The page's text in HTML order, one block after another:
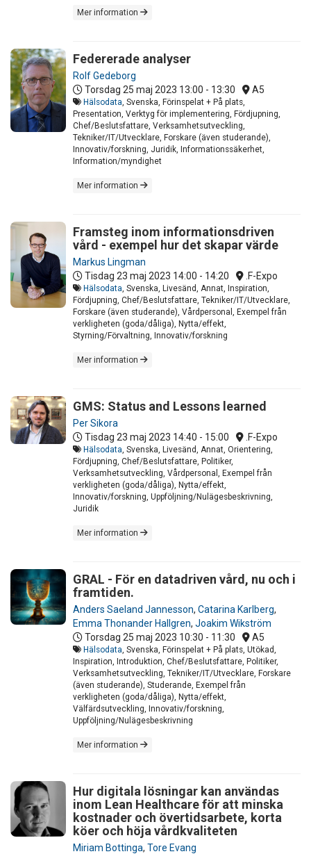
Mer information
Federerade analyser
Rolf Gedeborg
Torsdag 25 maj 2023 13:00 - 13:30 A5
Hälsodata , Svenska, Förinspelat + På plats,
Presentation, Verktyg för implementering, Fördjupning,
Chef/Beslutsfattare, Verksamhetsutveckling,
Tekniker/IT/Utvecklare, Forskare (även studerande),
Innovativ/forskning, Juridik, Informationssäkerhet,
Information/myndighet
Mer information
Framsteg inom informationsdriven
vård - exempel hur det skapar värde
Markus Lingman
Tisdag 23 maj 2023 14:00 - 14:20 .F-Expo
Hälsodata , Svenska, Livesänd, Annat, Inspiration,
Fördjupning, Chef/Beslutsfattare, Tekniker/IT/Utvecklare,
Forskare (även studerande), Vårdpersonal, Exempel från
verkligheten (goda/dåliga), Nytta/effekt,
Styrning/Förvaltning, Innovativ/forskning
Mer information
GMS: Status and Lessons learned
Per Sikora
Tisdag 23 maj 2023 14:40 - 15:00 .F-Expo
Hälsodata , Svenska, Livesänd, Annat, Orientering,
Fördjupning, Chef/Beslutsfattare, Politiker,
Verksamhetsutveckling, Vårdpersonal, Exempel från
verkligheten (goda/dåliga), Nytta/effekt,
Innovativ/forskning, Uppföljning/Nulägesbeskrivning,
Juridik
Mer information
GRAL - För en datadriven vård, nu och i
framtiden.
Anders Saeland Jannesson, Catarina Karlberg,
Emma Thonander Hallgren, Joakim Wikström
Torsdag 25 maj 2023 10:30 - 11:30 A5
Hälsodata , Svenska, Förinspelat + På plats, Utökad,
Inspiration, Introduktion, Chef/Beslutsfattare, Politiker,
Verksamhetsutveckling, Tekniker/IT/Utvecklare, Forskare
(även studerande), Studerande, Exempel från
verkligheten (goda/dåliga), Nytta/effekt,
Välfärdsutveckling, Innovativ/forskning,
Uppföljning/Nulägesbeskrivning
Mer information
Hur digitala lösningar kan användas
inom Lean Healthcare för att minska
kostnader och övertidsarbete, korta
köer och höja vårdkvaliteten
Miriam Bottinga, Tore Evang